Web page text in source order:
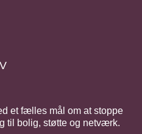
et fælles mål om at stoppe
til bolig, støtte og netværk.